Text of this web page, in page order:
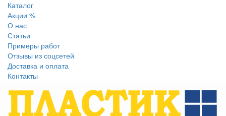
Каталог
Акции %
О нас
Статьи
Примеры работ
Отзывы из соцсетей
Доставка и оплата
Контакты